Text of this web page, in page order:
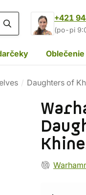
+421
(po-pi
Oblečenie
Daughters of